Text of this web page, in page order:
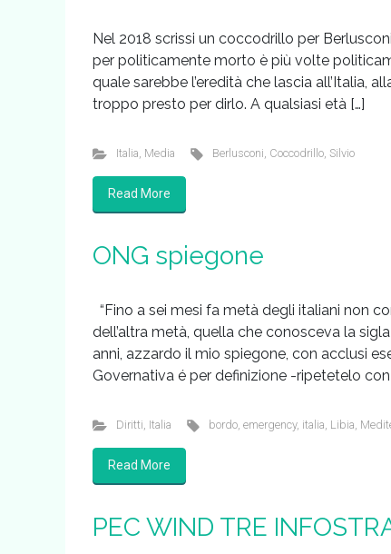
Nel 2018 scrissi un coccodrillo per
per politicamente morto è più volte
quale sarebbe l’eredità che lascia all’Italia,
troppo presto per dirlo. A qualsiasi età […]
Italia, Media Berlusconi, Coccodrillo, Silvio
Read More
ONG spiegone
“Fino a sei mesi fa metà degli italiani non
dell’altra metà, quella che conosceva la
anni, azzardo il mio spiegone, con acclusi
Governativa é per definizione -ripetetelo con
Diritti, Italia bordo,emergency, italia, Libia,
Read More
PEC WIND TRE